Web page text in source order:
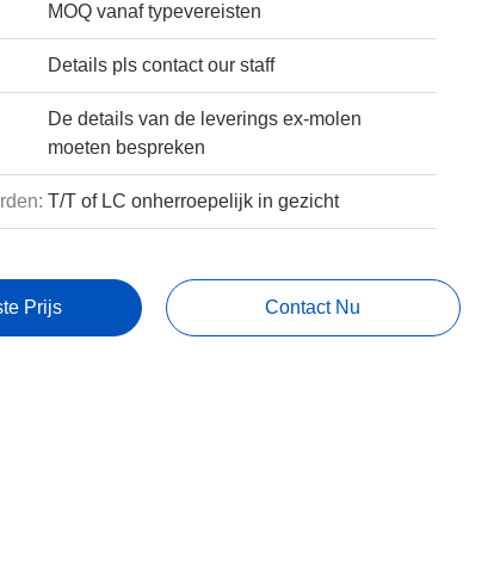
MOQ vanaf typevereisten
Details pls contact our staff
De details van de leverings ex-molen
moeten bespreken
T/T of LC onherroepelijk in gezicht
Prijs Contact Nu